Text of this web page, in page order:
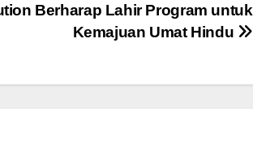
Berharap Lahir Program untuk
Kemajuan Umat Hindu